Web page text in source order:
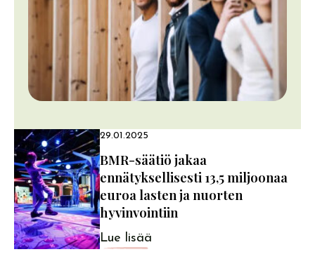
29.01.2025
BMR-säätiö jakaa
ennätyksellisesti 13,5 miljoonaa
euroa lasten ja nuorten
hyvinvointiin
Lue lisää